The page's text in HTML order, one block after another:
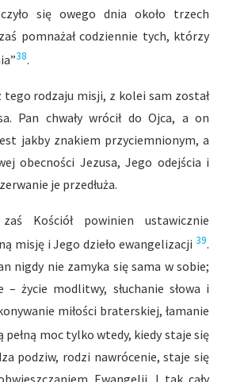
się owego dnia około trzech
pomnażał codziennie tych, którzy
38.
tego rodzaju misji, z kolei sam został
Pan chwały wrócił do Ojca, a on
jakby znakiem przyciemnionym, a
obecności Jezusa, Jego odejścia i
je przedłuża.
Kościół powinien ustawicznie
misję i Jego dzieło ewangelizacji 39.
nigdy nie zamyka się sama w sobie;
– życie modlitwy, słuchanie słowa i
miłości braterskiej, łamanie
pełną moc tylko wtedy, kiedy staje się
podziw, rodzi nawrócenie, staje się